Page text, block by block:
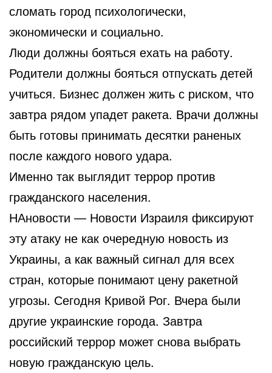
сломать город психологически,
экономически и социально.
Люди должны бояться ехать на работу.
Родители должны бояться отпускать детей
учиться. Бизнес должен жить с риском, что
завтра рядом упадет ракета. Врачи должны
быть готовы принимать десятки раненых
после каждого нового удара.
Именно так выглядит террор против
гражданского населения.
НАновости — Новости Израиля фиксируют
эту атаку не как очередную новость из
Украины, а как важный сигнал для всех
стран, которые понимают цену ракетной
угрозы. Сегодня Кривой Рог. Вчера были
другие украинские города. Завтра
российский террор может снова выбрать
новую гражданскую цель.